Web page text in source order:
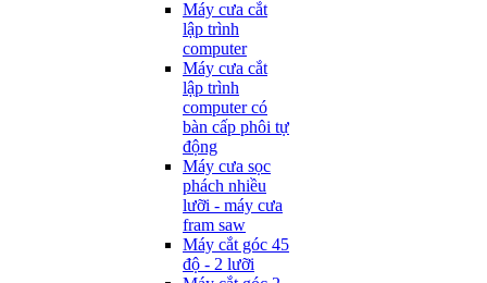
Máy cưa cắt
lập trình
computer
Máy cưa cắt
lập trình
computer có
bàn cấp phôi tự
động
Máy cưa sọc
phách nhiều
lưỡi - máy cưa
fram saw
Máy cắt góc 45
độ - 2 lưỡi